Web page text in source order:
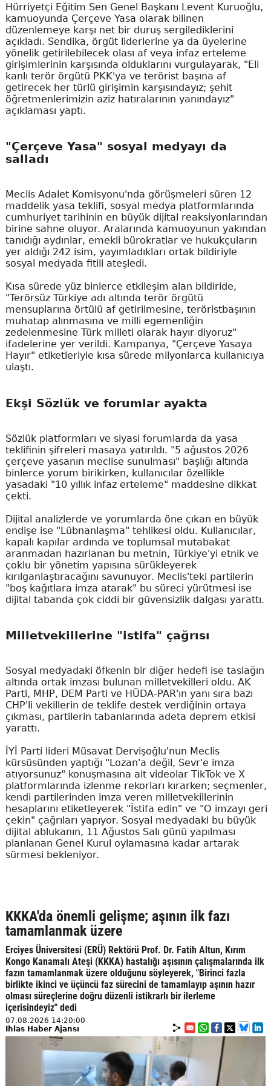
Hürriyetçi Eğitim Sen Genel Başkanı Levent Kuruoğlu,
kamuoyunda Çerçeve Yasa olarak bilinen
düzenlemeye karşı net bir duruş sergilediklerini
açıkladı. Sendika, örgüt liderlerine ya da üyelerine
yönelik getirilebilecek olası af veya infaz erteleme
girişimlerinin karşısında olduklarını vurgulayarak, "Eli
kanlı terör örgütü PKK'ya ve terörist başına af
getirecek her türlü girişimin karşısındayız; şehit
öğretmenlerimizin aziz hatıralarının yanındayız"
açıklaması yaptı.
"Çerçeve Yasa" sosyal medyayı da
salladı
Meclis Adalet Komisyonu'nda görüşmeleri süren 12
maddelik yasa teklifi, sosyal medya platformlarında
cumhuriyet tarihinin en büyük dijital reaksiyonlarından
birine sahne oluyor. Aralarında kamuoyunun yakından
tanıdığı aydınlar, emekli bürokratlar ve hukukçuların
yer aldığı 242 isim, yayımladıkları ortak bildiriyle
sosyal medyada fitili ateşledi.
Kısa sürede yüz binlerce etkileşim alan bildiride,
"Terörsüz Türkiye adı altında terör örgütü
mensuplarına örtülü af getirilmesine, teröristbaşının
muhatap alınmasına ve milli egemenliğin
zedelenmesine Türk milleti olarak hayır diyoruz"
ifadelerine yer verildi. Kampanya, "Çerçeve Yasaya
Hayır" etiketleriyle kısa sürede milyonlarca kullanıcıya
ulaştı.
Ekşi Sözlük ve forumlar ayakta
Sözlük platformları ve siyasi forumlarda da yasa
teklifinin şifreleri masaya yatırıldı. "5 ağustos 2026
çerçeve yasanın meclise sunulması" başlığı altında
binlerce yorum birikirken, kullanıcılar özellikle
yasadaki "10 yıllık infaz erteleme" maddesine dikkat
çekti.
Dijital analizlerde ve yorumlarda öne çıkan en büyük
endişe ise "Lübnanlaşma" tehlikesi oldu. Kullanıcılar,
kapalı kapılar ardında ve toplumsal mutabakat
aranmadan hazırlanan bu metnin, Türkiye'yi etnik ve
çoklu bir yönetim yapısına sürükleyerek
kırılganlaştıracağını savunuyor. Meclis'teki partilerin
"boş kağıtlara imza atarak" bu süreci yürütmesi ise
dijital tabanda çok ciddi bir güvensizlik dalgası yarattı.
Milletvekillerine "istifa" çağrısı
Sosyal medyadaki öfkenin bir diğer hedefi ise taslağın
altında ortak imzası bulunan milletvekilleri oldu. AK
Parti, MHP, DEM Parti ve HÜDA-PAR'ın yanı sıra bazı
CHP'li vekillerin de teklife destek verdiğinin ortaya
çıkması, partilerin tabanlarında adeta deprem etkisi
yarattı.
İYİ Parti lideri Müsavat Dervişoğlu'nun Meclis
kürsüsünden yaptığı "Lozan'a değil, Sevr'e imza
atıyorsunuz" konuşmasına ait videolar TikTok ve X
platformlarında izlenme rekorları kırarken; seçmenler,
kendi partilerinden imza veren milletvekillerinin
hesaplarını etiketleyerek "İstifa edin" ve "O imzayı geri
çekin" çağrıları yapıyor. Sosyal medyadaki bu büyük
dijital ablukanın, 11 Ağustos Salı günü yapılması
planlanan Genel Kurul oylamasına kadar artarak
sürmesi bekleniyor.
KKKA'da önemli gelişme; aşının ilk fazı
tamamlanmak üzere
Erciyes Üniversitesi (ERÜ) Rektörü Prof. Dr. Fatih Altun, Kırım
Kongo Kanamalı Ateşi (KKKA) hastalığı aşısının çalışmalarında ilk
fazın tamamlanmak üzere olduğunu söyleyerek, "Birinci fazla
birlikte ikinci ve üçüncü faz sürecini de tamamlayıp aşının hazır
olması süreçlerine doğru düzenli istikrarlı bir ilerleme
içerisindeyiz" dedi
07.08.2026 14:20:00
İhlas Haber Ajansı